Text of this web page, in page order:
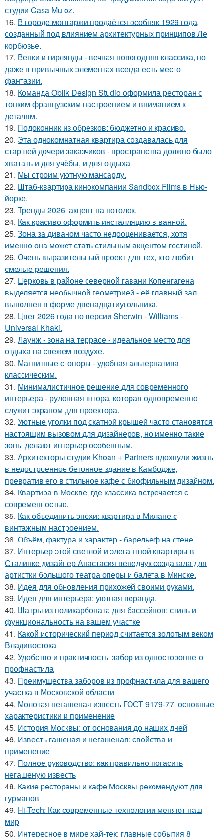
студии Casa Mu oz.
16. В городе монтаржи продаётся особняк 1929 года,
созданный под влиянием архитектурных принципов Ле
корбюзье.
17. Венки и гирлянды - вечная новогодняя классика, но
даже в привычных элементах всегда есть место
фантазии.
18. Команда Oblik Design Studio оформила ресторан с
тонким французским настроением и вниманием к
деталям.
19. Подоконник из обрезков: бюджетно и красиво.
20. Эта однокомнатная квартира создавалась для
старшей дочери заказчиков - пространства должно было
хватать и для учёбы, и для отдыха.
21. Мы строим уютную мансарду.
22. Штаб-квартира кинокомпании Sandbox Films в Нью-
йорке.
23. Тренды 2026: акцент на потолок.
24. Как красиво оформить инсталляцию в ванной.
25. Зона за диваном часто недооценивается, хотя
именно она может стать стильным акцентом гостиной.
26. Очень выразительный проект для тех, кто любит
смелые решения.
27. Церковь в районе северной гавани Копенгагена
выделяется необычной геометрией - её главный зал
выполнен в форме двенадцатиугольника.
28. Цвет 2026 года по версии Sherwin - Williams -
Universal Khaki.
29. Лаунж - зона на террасе - идеальное место для
отдыха на свежем воздухе.
30. Магнитные стопоры - удобная альтернатива
классическим.
31. Минималистичное решение для современного
интерьера - рулонная штора, которая одновременно
служит экраном для проектора.
32. Уютные уголки под скатной крышей часто становятся
настоящим вызовом для дизайнеров, но именно такие
зоны делают интерьер особенным.
33. Архитекторы студии Khoan + Partners вдохнули жизнь
в недостроенное бетонное здание в Камбодже,
превратив его в стильное кафе с биофильным дизайном.
34. Квартира в Москве, где классика встречается с
современностью.
35. Как объединить эпохи: квартира в Милане с
винтажным настроением.
36. Объём, фактура и характер - барельеф на стене.
37. Интерьер этой светлой и элегантной квартиры в
Сталинке дизайнер Анастасия венедчук создавала для
артистки большого театра оперы и балета в Минске.
38. Идея для обновления прихожей своими руками.
39. Идея для интерьера: уютная веранда.
40. Шатры из поликарбоната для бассейнов: стиль и
функциональность на вашем участке
41. Какой исторический период считается золотым веком
Владивостока
42. Удобство и практичность: забор из одностороннего
профнастила
43. Преимущества заборов из профнастила для вашего
участка в Московской области
44. Молотая негашеная известь ГОСТ 9179-77: основные
характеристики и применение
45. История Москвы: от основания до наших дней
46. Известь гашеная и негашеная: свойства и
применение
47. Полное руководство: как правильно погасить
негашеную известь
48. Какие рестораны и кафе Москвы рекомендуют для
гурманов
49. Hi-Tech: Как современные технологии меняют наш
мир
50. Интересное в мире хай-тек: главные события 8